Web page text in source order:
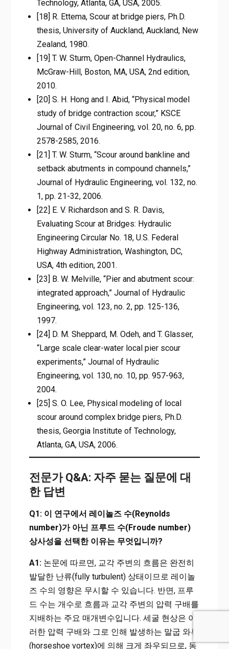
Technology, Atlanta, GA, USA, 2005.
[18] R. Ettema, Scour at bridge piers, Ph.D.
thesis, University of Auckland, Auckland, New
Zealand, 1980.
[19] T. W. Sturm, Open-Channel Hydraulics,
McGraw-Hill, Boston, MA, USA, 2nd edition,
2010.
[20] S. H. Hong and I. Abid, “Physical model
study of bridge contraction scour,” KSCE
Journal of Civil Engineering, vol. 20, no. 6, pp.
2578-2585, 2016.
[21] T. W. Sturm, “Scour around bankline and
setback abutments in compound channels,”
Journal of Hydraulic Engineering, vol. 132, no.
1, pp. 21-32, 2006.
[22] E. V. Richardson and S. R. Davis,
Evaluating Scour at Bridges: Hydraulic
Engineering Circular No. 18, U.S. Federal
Highway Administration, Washington, DC,
USA, 4th edition, 2001.
[23] B. W. Melville, “Pier and abutment scour:
integrated approach,” Journal of Hydraulic
Engineering, vol. 123, no. 2, pp. 125-136,
1997.
[24] D. M. Sheppard, M. Odeh, and T. Glasser,
“Large scale clear-water local pier scour
experiments,” Journal of Hydraulic
Engineering, vol. 130, no. 10, pp. 957-963,
2004.
[25] S. O. Lee, Physical modeling of local
scour around complex bridge piers, Ph.D.
thesis, Georgia Institute of Technology,
Atlanta, GA, USA, 2006.
전문가 Q&A: 자주 묻는 질문에 대
한 답변
Q1: 이 연구에서 레이놀즈 수(Reynolds
number)가 아닌 프루드 수(Froude number)
상사성을 선택한 이유는 무엇입니까?
A1:논문에 따르면, 교각 주변의 흐름은 완전히
발달한 난류(fully turbulent) 상태이므로 레이놀
즈 수의 영향은 무시할 수 있습니다. 반면, 프루
드 수는 개수로 흐름과 교각 주변의 압력 구배를
지배하는 주요 매개변수입니다. 세굴 현상은 이
러한 압력 구배와 그로 인해 발생하는 말굽 와류
(horseshoe vortex)에 의해 크게 좌우되므로, 동